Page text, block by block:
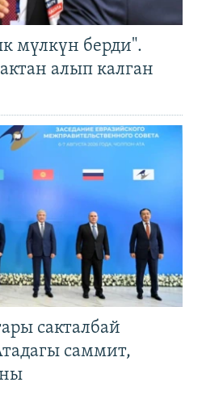
мүлкүн берди".
алып калган
сакталбай
саммит,